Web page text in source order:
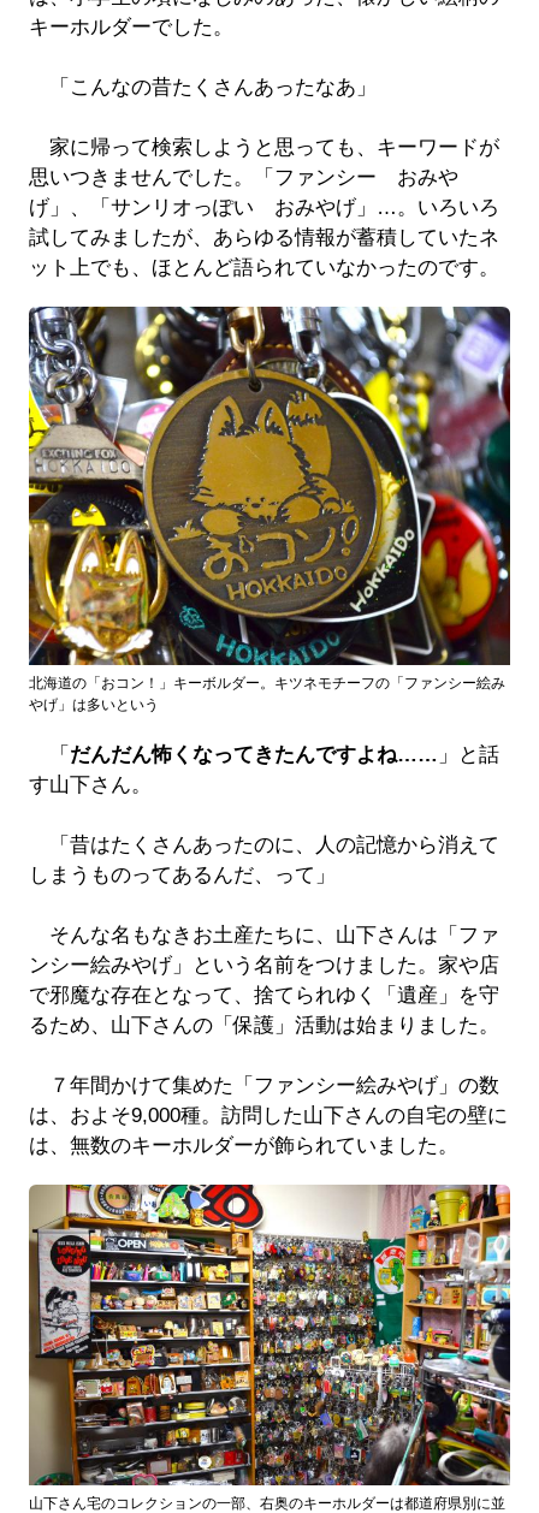
キーホルダーでした。
「こんなの昔たくさんあったなあ」
家に帰って検索しようと思っても、キーワードが
思いつきませんでした。「ファンシー おみや
げ」、「サンリオっぽい おみやげ」…。いろいろ
試してみましたが、あらゆる情報が蓄積していたネ
ット上でも、ほとんど語られていなかったのです。
北海道の「おコン！」キーボルダー。キツネモチーフの「ファンシー絵み
やげ」は多いという
「 だんだん怖くなってきたんですよね…… 」と話
す山下さん。
「昔はたくさんあったのに、人の記憶から消えて
しまうものってあるんだ、って」
そんな名もなきお土産たちに、山下さんは「ファ
ンシー絵みやげ」という名前をつけました。家や店
で邪魔な存在となって、捨てられゆく「遺産」を守
るため、山下さんの「保護」活動は始まりました。
７年間かけて集めた「ファンシー絵みやげ」の数
は、およそ9,000種。訪問した山下さんの自宅の壁に
は、無数のキーホルダーが飾られていました。
山下さん宅のコレクションの一部、右奥のキーホルダーは都道府県別に並